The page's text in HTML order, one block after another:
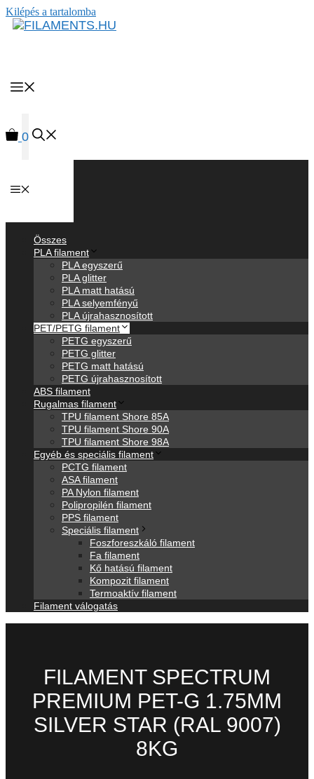
Kilépés a tartalomba
0
Összes
PLA filament
PLA egyszerű
PLA glitter
PLA matt hatású
PLA selyemfényű
PLA újrahasznosított
PET/PETG filament
PETG egyszerű
PETG glitter
PETG matt hatású
PETG újrahasznosított
ABS filament
Rugalmas filament
TPU filament Shore 85A
TPU filament Shore 90A
TPU filament Shore 98A
Egyéb és speciális filament
PCTG filament
ASA filament
PA Nylon filament
Polipropilén filament
PPS filament
Speciális filament
Foszforeszkáló filament
Fa filament
Kő hatású filament
Kompozit filament
Termoaktív filament
Filament válogatás
FILAMENT SPECTRUM
PREMIUM PET-G 1.75MM
SILVER STAR (RAL 9007)
8KG